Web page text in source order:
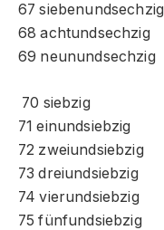
67 siebenundsechzig
68 achtundsechzig
69 neunundsechzig
70 siebzig
71 einundsiebzig
72 zweiundsiebzig
73 dreiundsiebzig
74 vierundsiebzig
75 fünfundsiebzig